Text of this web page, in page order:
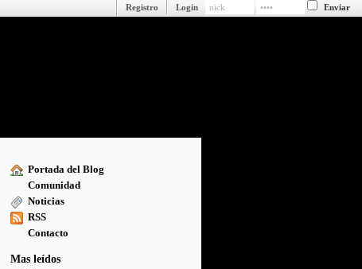
Login
Registro
Portada del Blog
Comunidad
Noticias
RSS
Contacto
Mas leídos